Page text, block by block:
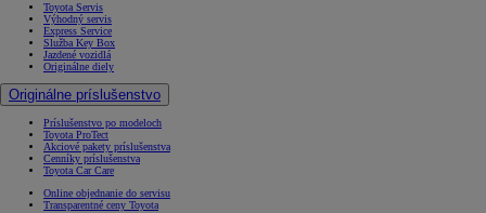
Toyota Servis
Výhodný servis
Express Service
Služba Key Box
Jazdené vozidlá
Originálne diely
Originálne príslušenstvo
Príslušenstvo po modeloch
Toyota ProTect
Akciové pakety príslušenstva
Cenníky príslušenstva
Toyota Car Care
Online objednanie do servisu
Transparentné ceny Toyota